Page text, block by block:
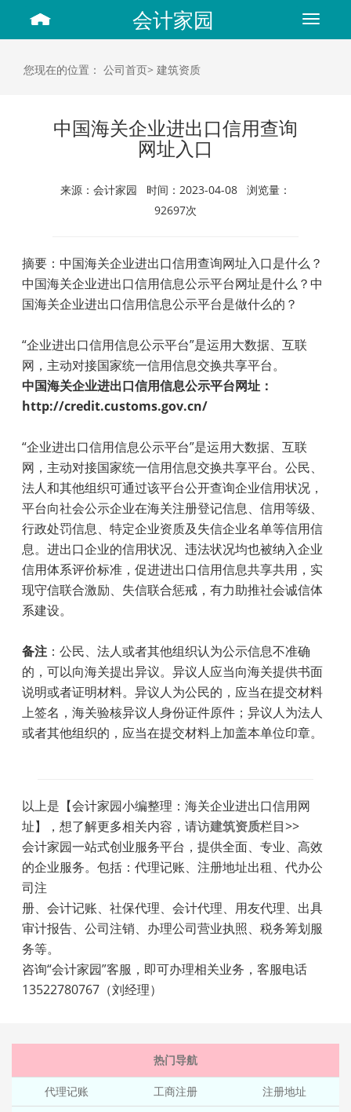
Toggle
会计家园
您现在的位置： 公司首页> 建筑资质
中国海关企业进出口信用查询
网址入口
来源：会计家园 时间：2023-04-08 浏览量：
92697次
摘要：中国海关企业进出口信用查询网址入口是什么？
中国海关企业进出口信用信息公示平台网址是什么？中
国海关企业进出口信用信息公示平台是做什么的？
“企业进出口信用信息公示平台”是运用大数据、互联
网，主动对接国家统一信用信息交换共享平台。
中国海关企业进出口信用信息公示平台网址：
http://credit.customs.gov.cn/
“企业进出口信用信息公示平台”是运用大数据、互联
网，主动对接国家统一信用信息交换共享平台。公民、
法人和其他组织可通过该平台公开查询企业信用状况，
平台向社会公示企业在海关注册登记信息、信用等级、
行政处罚信息、特定企业资质及失信企业名单等信用信
息。进出口企业的信用状况、违法状况均也被纳入企业
信用体系评价标准，促进进出口信用信息共享共用，实
现守信联合激励、失信联合惩戒，有力助推社会诚信体
系建设。
备注 ：公民、法人或者其他组织认为公示信息不准确
的，可以向海关提出异议。异议人应当向海关提供书面
说明或者证明材料。异议人为公民的，应当在提交材料
上签名，海关验核异议人身份证件原件；异议人为法人
或者其他组织的，应当在提交材料上加盖本单位印章。
以上是【会计家园小编整理：海关企业进出口信用网
址】，想了解更多相关内容，请访建筑资质栏目>>
会计家园一站式创业服务平台，提供全面、专业、高效
的企业服务。包括：代理记账、注册地址出租、代办公
司注
册、会计记账、社保代理、会计代理、用友代理、出具
审计报告、公司注销、办理公司营业执照、税务筹划服
务等。
咨询“会计家园”客服，即可办理相关业务，客服电话
13522780767（刘经理）
热门导航
代理记账 工商注册
注册地址